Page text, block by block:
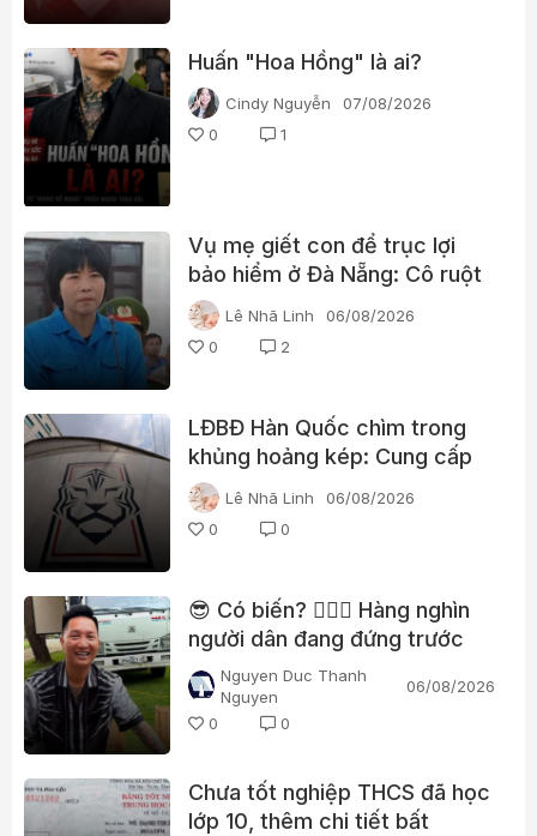
Huấn "Hoa Hồng" là ai?
Cindy Nguyễn
07/08/2026
0
1
Vụ mẹ giết con để trục lợi
bảo hiểm ở Đà Nẵng: Cô ruột
phát hiện dấu hiệu bất thường
Lê Nhã Linh
06/08/2026
0
2
LĐBĐ Hàn Quốc chìm trong
khủng hoảng kép: Cung cấp
gái gọi cho trọng tài, cảnh sát
đột kích trụ sở
Lê Nhã Linh
06/08/2026
0
0
😎 Có biến? 👮🏻‍♂️ Hàng nghìn
người dân đang đứng trước
nhà Huấn “hoa hồng”?
Nguyen Duc Thanh
Nguyen
06/08/2026
0
0
Chưa tốt nghiệp THCS đã học
lớp 10, thêm chi tiết bất